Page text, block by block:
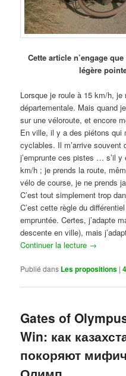
Cette article n’engage
légère
Lorsque je roule à 15 km/h, je
départementale. Mais quand
sur une véloroute, et encore
En ville, il y a des piétons qui
cyclables. Il m’arrive
j’emprunte ces pistes … s’il
km/h ; je prends la route,
vélo de course, je ne prends
C’est tout simplement trop
C’est cette règle du
empruntée. Certes, j’adapte
descente en ville), mais
Continuer la lecture →
Publié dans Les propositions |4
Gates of
Win: как
покоряют